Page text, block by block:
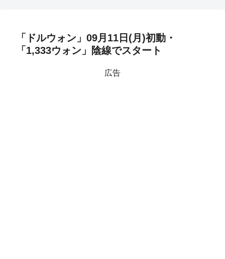
「ドルウォン」09月11日(月)初動・
「1,333ウォン」陰線でスタート
広告